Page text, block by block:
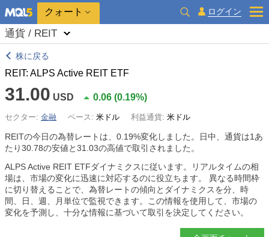
クォート ログイン
通貨 / REIT
株に戻る
REIT: ALPS Active REIT ETF
31.00 USD 0.06 (0.19%)
セクター: 金融 ベース: 米ドル 利益通貨: 米ドル
REITの今日の為替レートは、 0.19%変化しました。日中、通貨は1あ
たり30.78の安値と31.03の高値で取引されました。
ALPS Active REIT ETFダイナミクスに従います。リアルタイムの相
場は、市場の変化に迅速に対応するのに役立ちます。 異なる時間枠
に切り替えることで、為替レートの傾向とダイナミクスを分、時
間、日、週、月単位で監視できます。この情報を使用して、市場の
変化を予測し、十分な情報に基づいて取引を決定してください。